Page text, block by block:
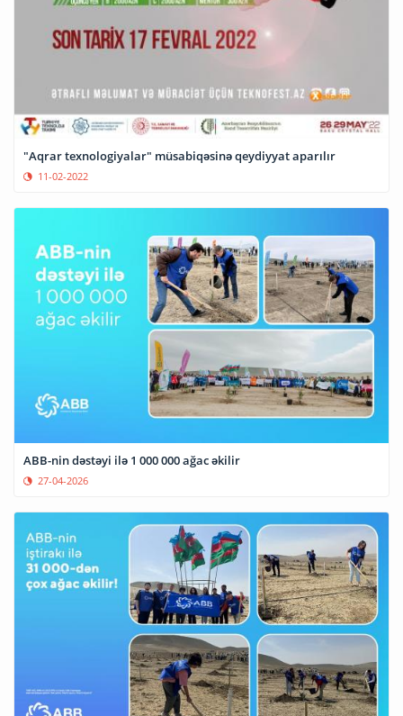
"Aqrar texnologiyalar" müsabiqəsinə qeydiyyat aparılır
11-02-2022
ABB-nin dəstəyi ilə 1 000 000 ağac əkilir
27-04-2026